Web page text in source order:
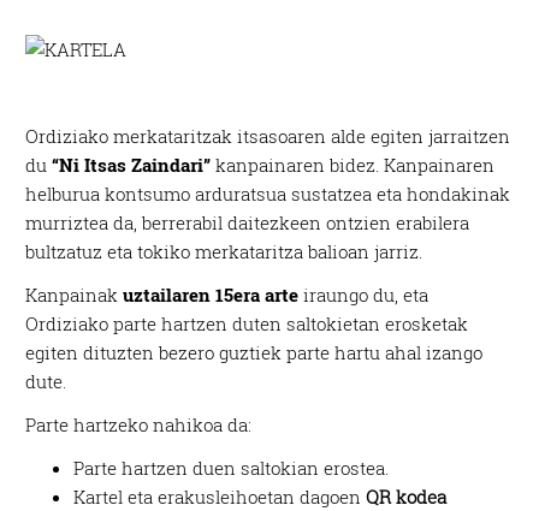
Ordiziako merkataritzak itsasoaren alde egiten jarraitzen
du“Ni Itsas Zaindari” kanpainaren bidez. Kanpainaren
helburua kontsumo arduratsua sustatzea eta hondakinak
murriztea da, berrerabil daitezkeen ontzien erabilera
bultzatuz eta tokiko merkataritza balioan jarriz.
Kanpainakuztailaren 15era arte iraungo du, eta
Ordiziako parte hartzen duten saltokietan erosketak
egiten dituzten bezero guztiek parte hartu ahal izango
dute.
Parte hartzeko nahikoa da:
Parte hartzen duen saltokian erostea.
Kartel eta erakusleihoetan dagoenQR kodea